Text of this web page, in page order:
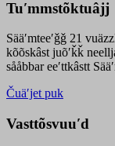
Tuʹmmstõktuâjj
Sääʹmteeʹǧǧ 21
kõõskâst juõʹǩǩ
sååbbar eeʹttkâstt
Čuäʹjet puk
Vasttõsvuuʹd